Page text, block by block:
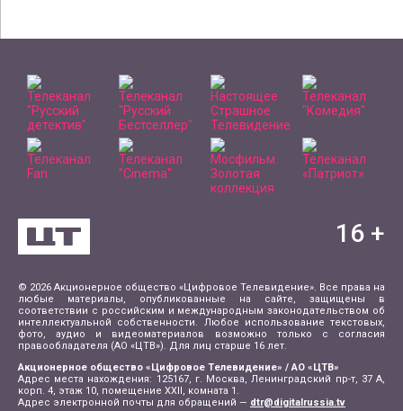
© 2026 Акционерное общество «Цифровое Телевидение». Все права на
любые материалы, опубликованные на сайте, защищены в
соответствии с российским и международным законодательством об
интеллектуальной собственности. Любое использование текстовых,
фото, аудио и видеоматериалов возможно только с согласия
правообладателя (АО «ЦТВ»). Для лиц старше 16 лет.
Акционерное общество «Цифровое Телевидение» / АО «ЦТВ»
Адрес места нахождения: 125167, г. Москва, Ленинградский пр-т, 37 А,
корп. 4, этаж 10, помещение XXII, комната 1.
Адрес электронной почты для обращений — dtr@digitalrussia.tv
16 +